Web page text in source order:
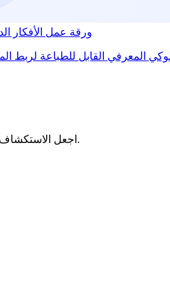
ورقة عمل الأفكار
اجعل الاستكشاف أسهل، واجعل الحياة أكثر ثراءً.